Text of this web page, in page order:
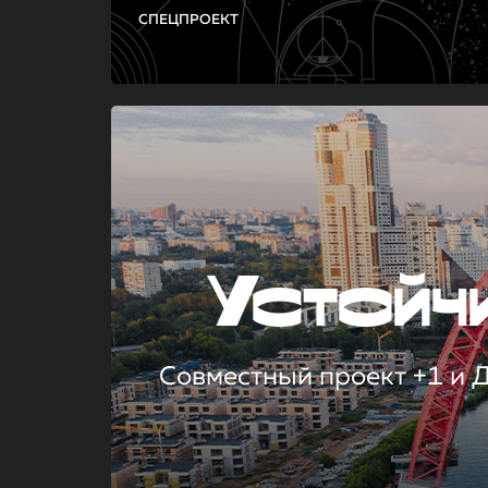
СПЕЦПРОЕКТ
Совместный проект +1 и